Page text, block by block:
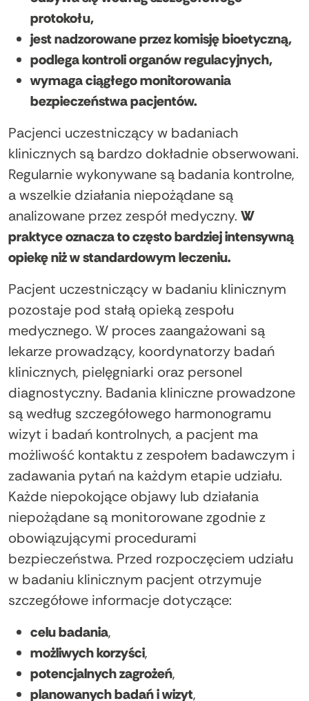
protokołu,
jest nadzorowane przez komisję bioetyczną,
podlega kontroli organów regulacyjnych,
wymaga ciągłego monitorowania
bezpieczeństwa pacjentów.
Pacjenci uczestniczący w badaniach
klinicznych są bardzo dokładnie obserwowani.
Regularnie wykonywane są badania kontrolne,
a wszelkie działania niepożądane są
analizowane przez zespół medyczny. W
praktyce oznacza to często bardziej intensywną
opiekę niż w standardowym leczeniu.
Pacjent uczestniczący w badaniu klinicznym
pozostaje pod stałą opieką zespołu
medycznego. W proces zaangażowani są
lekarze prowadzący, koordynatorzy badań
klinicznych, pielęgniarki oraz personel
diagnostyczny. Badania kliniczne prowadzone
są według szczegółowego harmonogramu
wizyt i badań kontrolnych, a pacjent ma
możliwość kontaktu z zespołem badawczym i
zadawania pytań na każdym etapie udziału.
Każde niepokojące objawy lub działania
niepożądane są monitorowane zgodnie z
obowiązującymi procedurami
bezpieczeństwa. Przed rozpoczęciem udziału
w badaniu klinicznym pacjent otrzymuje
szczegółowe informacje dotyczące:
celu badania,
możliwych korzyści,
potencjalnych zagrożeń,
planowanych badań i wizyt,